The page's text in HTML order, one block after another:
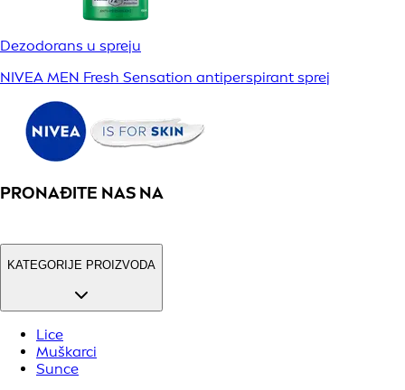
Dezodorans u spreju
NIVEA MEN Fresh Sensation antiperspirant sprej
PRONAĐITE NAS NA
KATEGORIJE PROIZVODA
Lice
Muškarci
Sunce